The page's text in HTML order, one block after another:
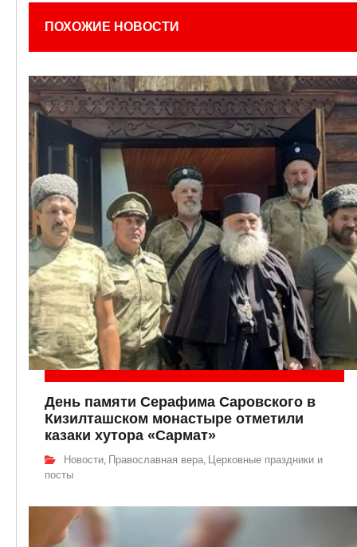
ПОХОЖИЕ НОВОСТИ
День памяти Серафима Саровского в
Кизилташском монастыре отметили
казаки хутора «Сармат»
Новости, Православная вера, Церковные праздники и
посты